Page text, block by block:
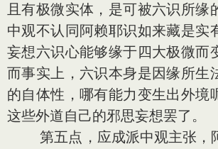
且有极微实体，是可被六识所缘
中观不认同阿赖耶识如来藏是实
妄想六识心能够缘于四大极微而
而事实上，六识本身是因缘所生
的自体性，哪有能力变生出外境
这些外道自己的邪思妄想罢了。
第五点，应成派中观主张，